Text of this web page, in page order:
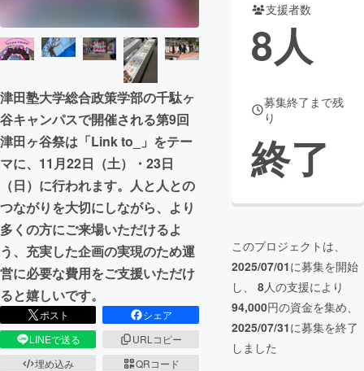
CAMPFIRE for Social Good
CAMPFIRE Creation
CAMPFIREふるさと納税machi-ya コミュニティ
津田塾大学総合政策学部の千駄ヶ
谷キャンパスで開催される第9回
津田ヶ谷祭は「Link to_」をテー
マに、11月22日（土）・23日
（日）に行われます。人と人との
つながりを大切にしながら、より
多くの方にご来場いただけるよ
う、充実した企画の実現のため運
営に必要な費用をご支援いただけ
ると嬉しいです。
ポスト
シェア
LINEで送る
URLコピー
埋め込み
QRコード
支援者数
8人
募集終了まで残
り
終了
このプロジェクトは、
2025/07/01に募集を開始
し、 8人の支援により
94,000円の資金を集め、
2025/07/31に募集を終了
しました